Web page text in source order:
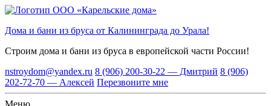
Дома и бани из бруса от Калининграда до Урала!
Строим дома и бани из бруса в европейской части России!
nstroydom@yandex.ru 8 (906) 200-30-22 — Дмитрий 8 (906)
202-72-70 — Алексей Перезвоните мне
Меню